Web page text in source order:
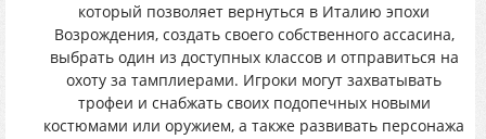
который позволяет вернуться в Италию эпохи
Возрождения, создать своего собственного ассасина,
выбрать один из доступных классов и отправиться на
охоту за тамплиерами. Игроки могут захватывать
трофеи и снабжать своих подопечных новыми
костюмами или оружием, а также развивать персонажа